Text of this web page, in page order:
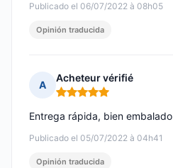
Publicado el 06/07/2022 à 08h05
Opinión traducida
A
Acheteur vérifié
Nota: 5 de 5
Publicado el 05/07/2022 à 04h41
Entrega rápida, bien embalado
Opinión traducida